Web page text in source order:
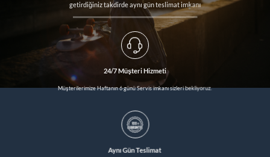
getirdiğiniz takdirde aynı gün teslimat imkanı
24/7 Müşteri Hizmeti
Müşterilerimize Haftanın 6 günü Servis imkanı sizleri bekliyoruz.
Aynı Gün Teslimat